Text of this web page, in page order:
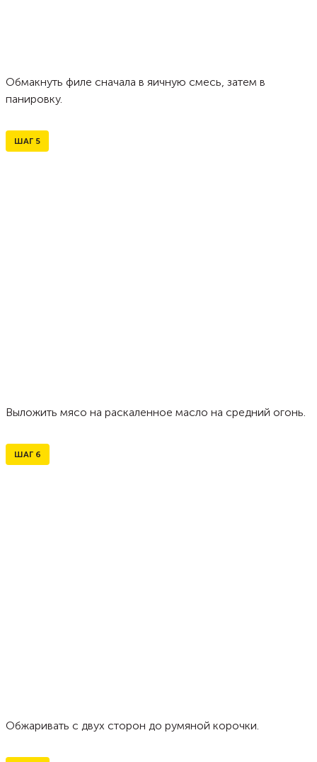
Обмакнуть филе сначала в яичную смесь, затем в
панировку.
ШАГ 5
Выложить мясо на раскаленное масло на средний огонь.
ШАГ 6
Обжаривать с двух сторон до румяной корочки.